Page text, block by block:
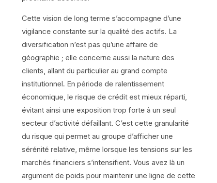
Cette vision de long terme s’accompagne d’une
vigilance constante sur la qualité des actifs. La
diversification n’est pas qu’une affaire de
géographie ; elle concerne aussi la nature des
clients, allant du particulier au grand compte
institutionnel. En période de ralentissement
économique, le risque de crédit est mieux réparti,
évitant ainsi une exposition trop forte à un seul
secteur d’activité défaillant. C’est cette granularité
du risque qui permet au groupe d’afficher une
sérénité relative, même lorsque les tensions sur les
marchés financiers s’intensifient. Vous avez là un
argument de poids pour maintenir une ligne de cette